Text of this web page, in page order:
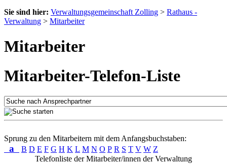
Sie sind hier: Verwaltungsgemeinschaft Zolling > Rathaus -
Verwaltung > Mitarbeiter
Mitarbeiter
Mitarbeiter-Telefon-Liste
Sprung zu den Mitarbeitern mit dem Anfangsbuchstaben:
a B D E F G H K L M N O P R S T V W Z
Telefonliste der Mitarbeiter/innen der Verwaltung